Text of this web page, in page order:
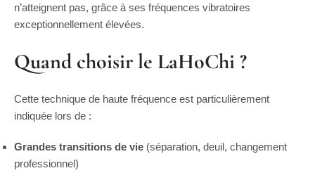
n’atteignent pas, grâce à ses fréquences vibratoires
exceptionnellement élevées.
Quand choisir le LaHoChi ?
Cette technique de haute fréquence est particulièrement
indiquée lors de :
Grandes transitions de vie (séparation, deuil, changement
professionnel)